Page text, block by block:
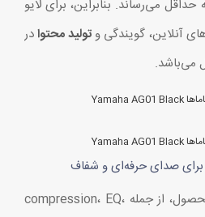
می‌رساند. بنابراین، برای لایو
آنلاین، گویندگی و تولید محتوادر
تمام افکت‌های آنبُرد این محصول، از جمله compression، EQ،